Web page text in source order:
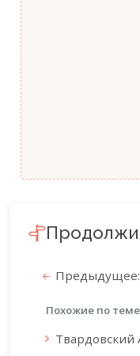
Предыдущее:
Похожие по